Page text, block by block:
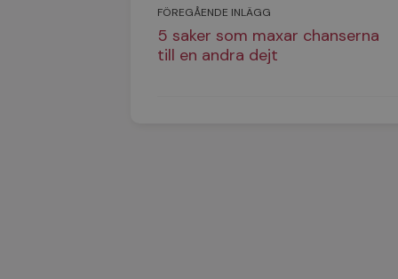
FÖREGÅENDE INLÄGG
5 saker som maxar chanserna
till en andra dejt